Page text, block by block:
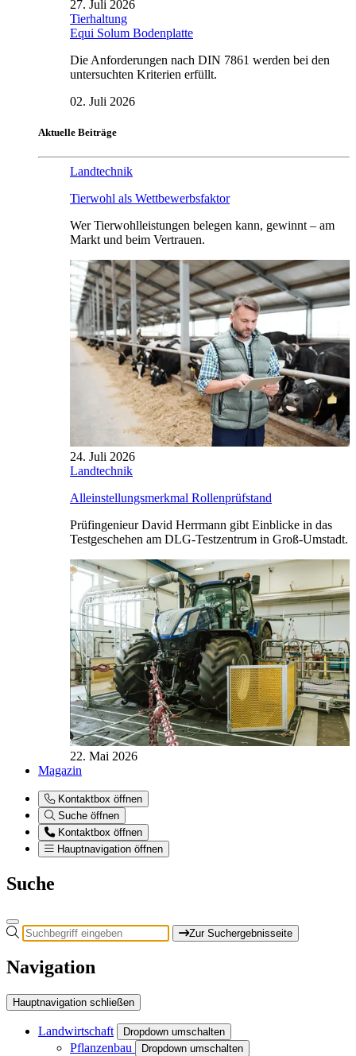
27. Juli 2026
Tierhaltung
Equi Solum Bodenplatte
Die Anforderungen nach DIN 7861 werden bei den
untersuchten Kriterien erfüllt.
02. Juli 2026
Aktuelle Beiträge
Landtechnik
Tierwohl als Wettbewerbsfaktor
Wer Tierwohlleistungen belegen kann, gewinnt – am
Markt und beim Vertrauen.
24. Juli 2026
Landtechnik
Alleinstellungsmerkmal Rollenprüfstand
Prüfingenieur David Herrmann gibt Einblicke in das
Testgeschehen am DLG-Testzentrum in Groß-Umstadt.
22. Mai 2026
Magazin
Kontaktbox öffnen
Suche öffnen
Kontaktbox öffnen
Hauptnavigation öffnen
Suche
Zur Suchergebnisseite
Navigation
Hauptnavigation schließen
Landwirtschaft Dropdown umschalten
Pflanzenbau Dropdown umschalten